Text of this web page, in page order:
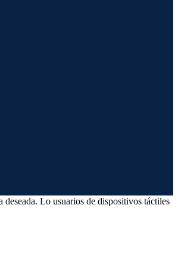
Lo usuarios de dispositivos táctiles